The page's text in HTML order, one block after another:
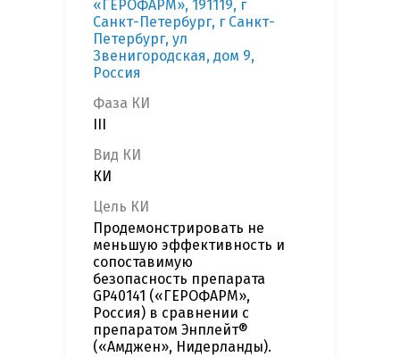
«ГЕРОФАРМ», 191119, г
Санкт-Петербург, г Санкт-
Петербург, ул
Звенигородская, дом 9,
Россия
Фаза КИ
Вид КИ
КИ
Цель КИ
Продемонстрировать не
меньшую эффективность и
сопоставимую
безопасность препарата
GP40141 («ГЕРОФАРМ»,
Россия) в сравнении с
препаратом Энплейт®
(«Амджен», Нидерланды).